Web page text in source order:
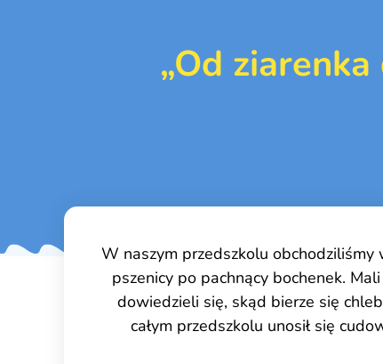
„Od
W naszym przedszkolu obchodziliśmy
pszenicy po pachnący bochenek.
dowiedzieli się, skąd bierze się
całym przedszkolu unosił się